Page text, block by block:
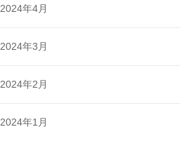
2024年4月
2024年3月
2024年2月
2024年1月